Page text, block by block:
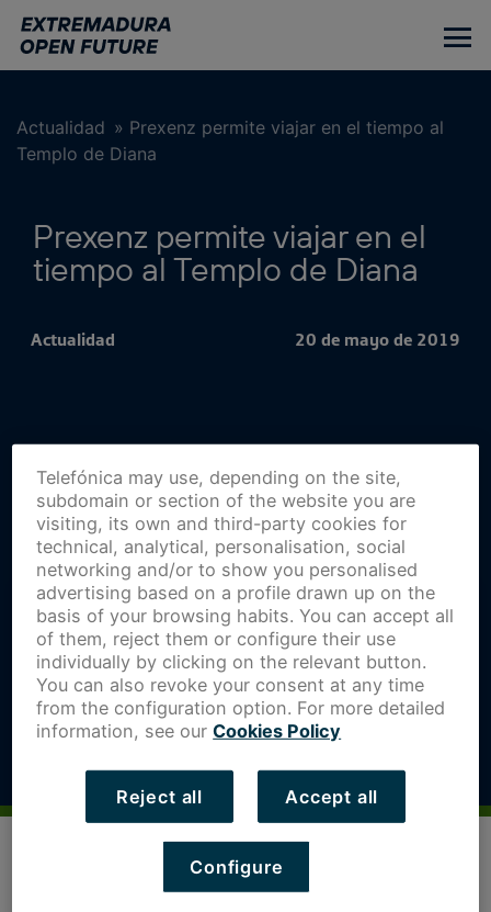
contenido
Actualidad » Prexenz permite viajar en el tiempo al
Templo de Diana
Prexenz permite viajar en el
tiempo al Templo de Diana
Actualidad 20 de mayo de 2019
Telefónica may use, depending on the site,
subdomain or section of the website you are
visiting, its own and third-party cookies for
technical, analytical, personalisation, social
networking and/or to show you personalised
advertising based on a profile drawn up on the
basis of your browsing habits. You can accept all
of them, reject them or configure their use
individually by clicking on the relevant button.
You can also revoke your consent at any time
from the configuration option. For more detailed
information, see our Cookies Policy
Reject all Accept all
Configure